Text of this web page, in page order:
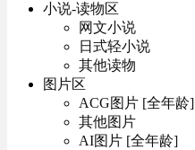
小说-读物区
网文小说
日式轻小说
其他读物
图片区
ACG图片 [全年龄]
其他图片
AI图片 [全年龄]